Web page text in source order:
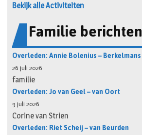
Bekijk alle Activiteiten
Familie berichten
Overleden: Annie Bolenius – Berkelmans
26 juli 2026
familie
Overleden: Jo van Geel – van Oort
9 juli 2026
Corine van Strien
Overleden: Riet Scheij – van Beurden